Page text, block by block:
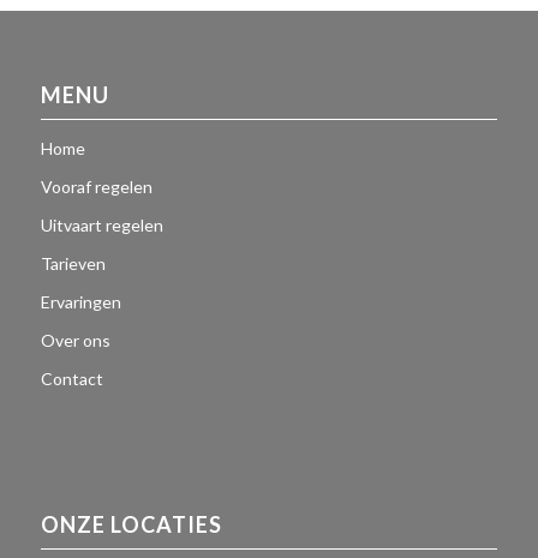
MENU
Home
Vooraf regelen
Uitvaart regelen
Tarieven
Ervaringen
Over ons
Contact
ONZE LOCATIES